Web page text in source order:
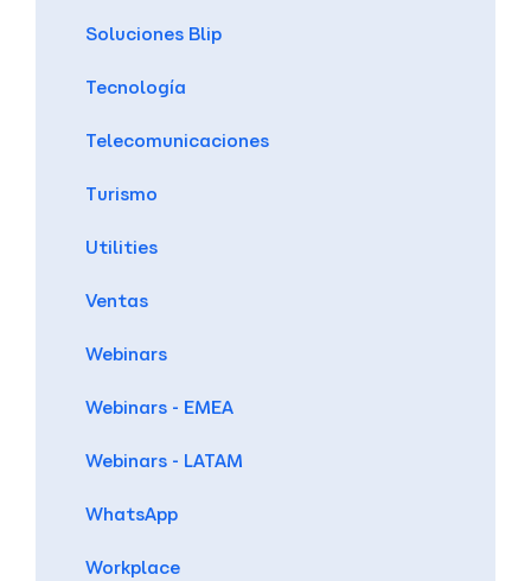
Soluciones Blip
Tecnología
Telecomunicaciones
Turismo
Utilities
Ventas
Webinars
Webinars - EMEA
Webinars - LATAM
WhatsApp
Workplace